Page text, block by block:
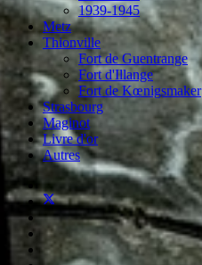
1939-1945
Metz
Thionville
Fort de Guentrange
Fort d'Illange
Fort de Kœnigsmaker
Strasbourg
Maginot
Livre d'or
Autres